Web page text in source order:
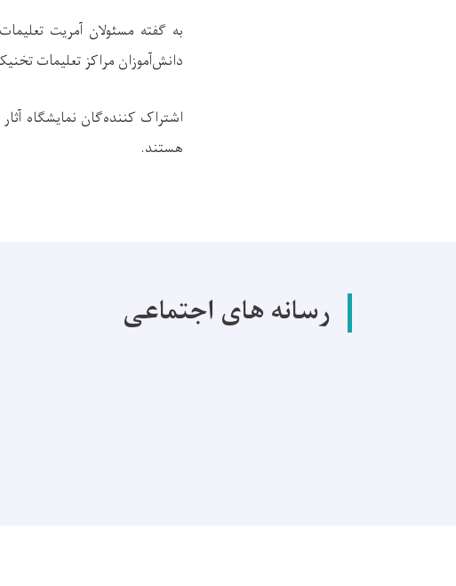
به گفته مسئولان آمریت
دانش‌آموزان مراکز تعلیمات
اشتراک کنندهگان نمایشگاه
هستند.
رسانه های اجتماعی